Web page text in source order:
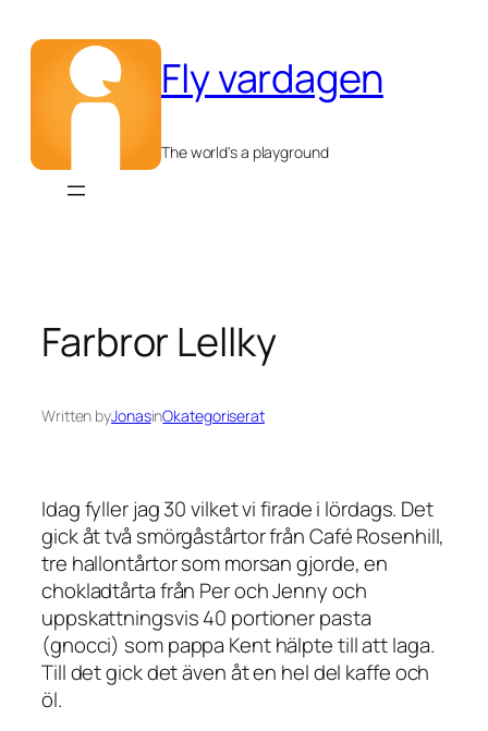
innehåll
Fly vardagen
The world's a playground
Farbror Lellky
Written byJonasinOkategoriserat
Idag fyller jag 30 vilket vi firade i lördags. Det
gick åt två smörgåstårtor från Café Rosenhill,
tre hallontårtor som morsan gjorde, en
chokladtårta från Per och Jenny och
uppskattningsvis 40 portioner pasta
(gnocci) som pappa Kent hälpte till att laga.
Till det gick det även åt en hel del kaffe och
öl.